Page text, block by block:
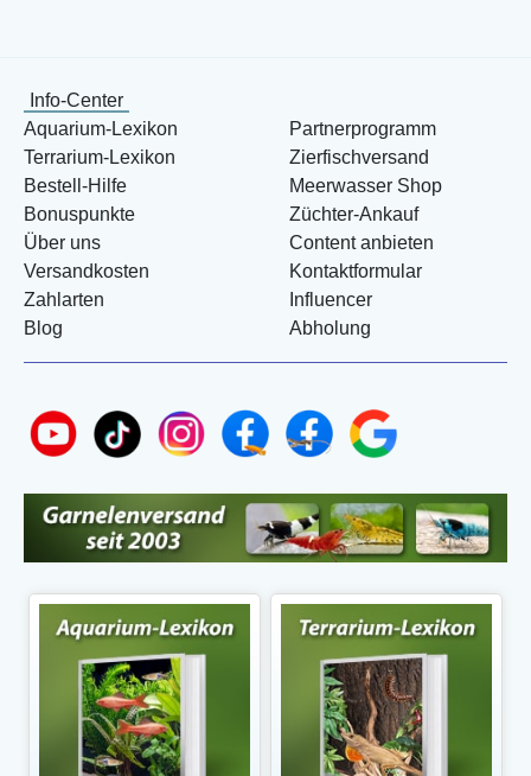
Info-Center
Aquarium-Lexikon
Terrarium-Lexikon
Bestell-Hilfe
Bonuspunkte
Über uns
Versandkosten
Zahlarten
Blog
Partnerprogramm
Zierfischversand
Meerwasser Shop
Züchter-Ankauf
Content anbieten
Kontaktformular
Influencer
Abholung